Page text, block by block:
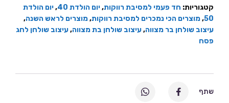
קטגוריות: חד פעמי למסיבת רווקות,יום הולדת 40 ,יום הולדת
50
,מוצרים הכי נמכרים למסיבת רווקות,מוצרים לראש השנה,
עיצוב שולחן בר מצווה,עיצוב שולחן בת מצווה,עיצוב שולחן לחג
פסח
שתף